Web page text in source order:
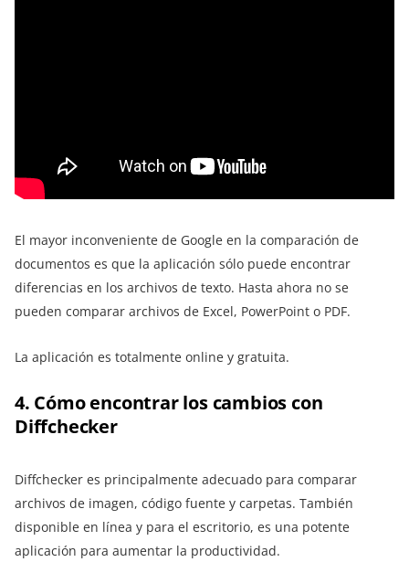
El mayor inconveniente de Google en la comparación de
documentos es que la aplicación sólo puede encontrar
diferencias en los archivos de texto. Hasta ahora no se
pueden comparar archivos de Excel, PowerPoint o PDF.
La aplicación es totalmente online y gratuita.
4. Cómo encontrar los cambios con
Diffchecker
Diffchecker es principalmente adecuado para comparar
archivos de imagen, código fuente y carpetas. También
disponible en línea y para el escritorio, es una potente
aplicación para aumentar la productividad.